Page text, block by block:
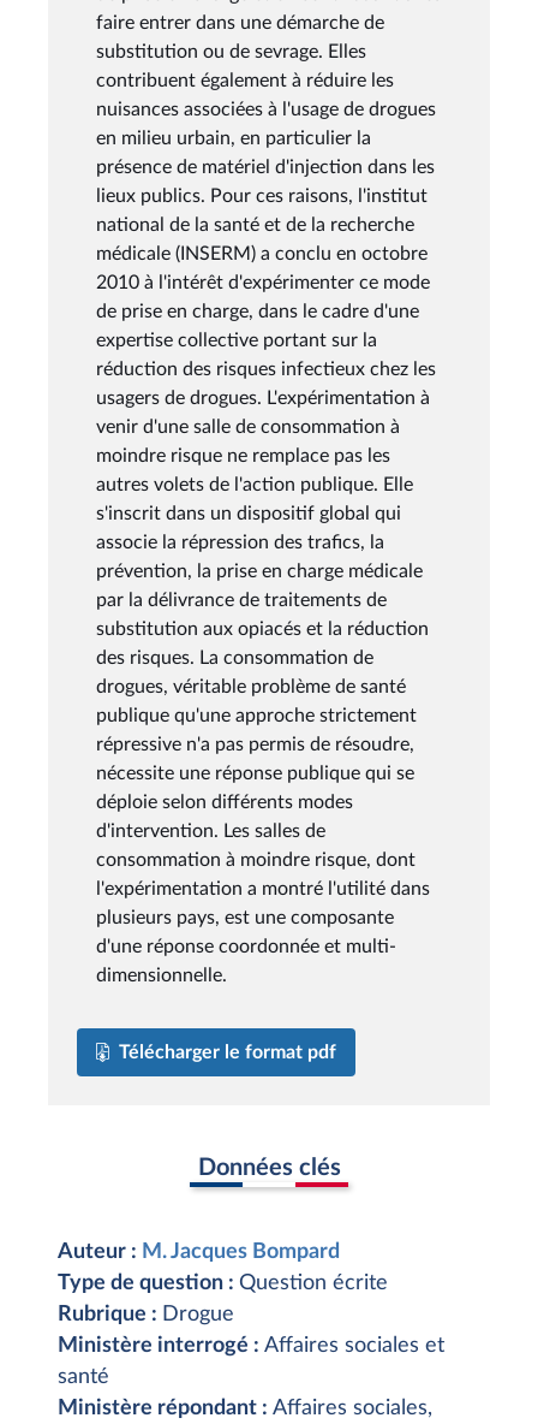
faire entrer dans une démarche de
substitution ou de sevrage. Elles
contribuent également à réduire les
nuisances associées à l'usage de drogues
en milieu urbain, en particulier la
présence de matériel d'injection dans les
lieux publics. Pour ces raisons, l'institut
national de la santé et de la recherche
médicale (INSERM) a conclu en octobre
2010 à l'intérêt d'expérimenter ce mode
de prise en charge, dans le cadre d'une
expertise collective portant sur la
réduction des risques infectieux chez les
usagers de drogues. L'expérimentation à
venir d'une salle de consommation à
moindre risque ne remplace pas les
autres volets de l'action publique. Elle
s'inscrit dans un dispositif global qui
associe la répression des trafics, la
prévention, la prise en charge médicale
par la délivrance de traitements de
substitution aux opiacés et la réduction
des risques. La consommation de
drogues, véritable problème de santé
publique qu'une approche strictement
répressive n'a pas permis de résoudre,
nécessite une réponse publique qui se
déploie selon différents modes
d'intervention. Les salles de
consommation à moindre risque, dont
l'expérimentation a montré l'utilité dans
plusieurs pays, est une composante
d'une réponse coordonnée et multi-
dimensionnelle.
Télécharger le format pdf
Données clés
Auteur : M. Jacques Bompard
Type de question : Question écrite
Rubrique : Drogue
Ministère interrogé : Affaires sociales et
santé
Ministère répondant : Affaires sociales,